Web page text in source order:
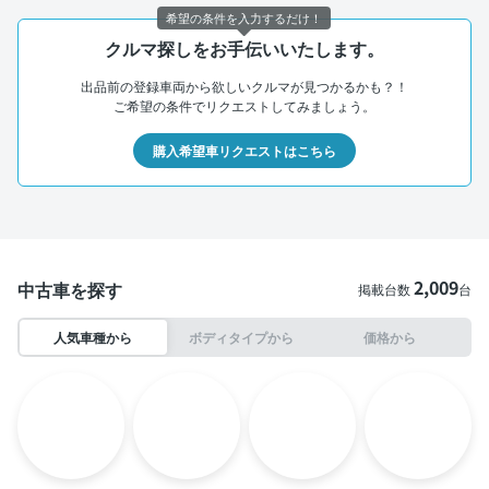
クルマ探しをお手伝いいたします。
出品前の登録車両から欲しいクルマが見つかるかも？！
ご希望の条件でリクエストしてみましょう。
購入希望車リクエストはこちら
中古車を探す 掲載台数2,009台
人気車種から ボディタイプから 価格から
希望の条件を入力するだけ！